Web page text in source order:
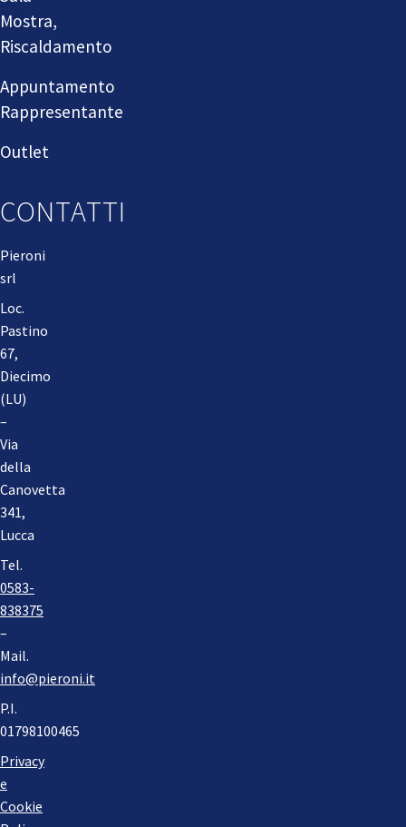
Mostra,
Riscaldamento
Appuntamento
Rappresentante
Outlet
CONTATTI
Pieroni
srl
Loc.
Pastino
67,
Diecimo
(LU)
–
Via
della
Canovetta
341,
Lucca
Tel.
0583-
838375
–
Mail.
info@pieroni.it
P.I.
01798100465
Privacy
e
Cookie